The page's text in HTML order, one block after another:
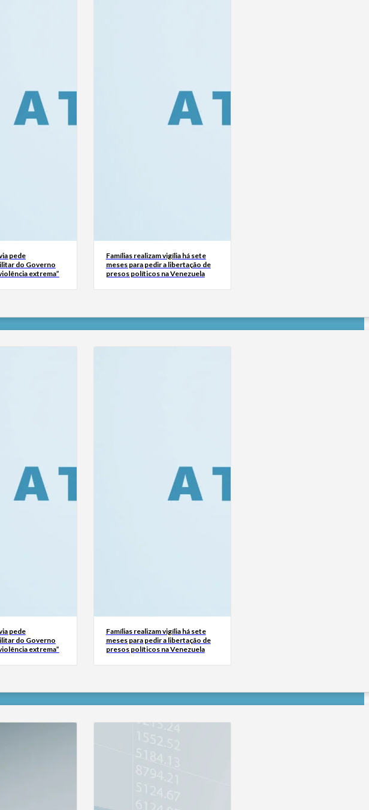
pede
do Governo
extrema”
Famílias realizam vigília há sete
meses para pedir a libertação de
presos políticos na Venezuela
pede
do Governo
extrema”
Famílias realizam vigília há sete
meses para pedir a libertação de
presos políticos na Venezuela